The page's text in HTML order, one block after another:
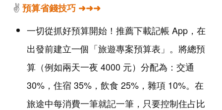
✌️ 預算省錢技巧 ➜➜➜
一切從抓好預算開始！推薦下載記帳 App，在
出發前建立一個「旅遊專案預算表」。將總預
算（例如兩天一夜 4000 元）分配為：交通
30%，住宿 35%，飲食 25%，雜項 10%。在
旅途中每消費一筆就記一筆，只要控制住占比